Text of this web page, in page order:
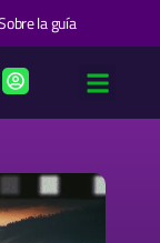
la guía